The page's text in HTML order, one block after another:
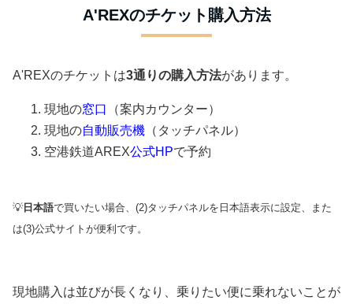
A'REXのチケット購入方法
A'REXのチケットは3通りの購入方法があります。
現地の窓口
（案内カウンター）
現地の自動販売機 （タッチパネル）
空港鉄道AREX公式HPで予約
💡日本語で買いたい場合、(2)タッチパネルを日本語表示に設定、また
は(3)公式サイトが便利です。
現地購入は並びが長くなり、乗りたい便に乗れないことが